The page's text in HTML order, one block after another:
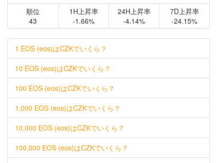
順位
43
1H上昇率
-1.66%
24H上昇率
-4.14%
7D上昇率
-24.15%
1 EOS (eos)はCZKでいくら？
10 EOS (eos)はCZKでいくら？
100 EOS (eos)はCZKでいくら？
1,000 EOS (eos)はCZKでいくら？
10,000 EOS (eos)はCZKでいくら？
100,000 EOS (eos)はCZKでいくら？